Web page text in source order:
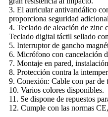
3. El auricular antivandálico
proporciona seguridad
4. Teclado de aleación de zinc
Teclado digital táctil sellado
5. Interruptor de gancho
6. Micrófono con cancelación
7. Montaje en pared,
8. Protección contra la
9. Conexión: Cable con par de
10. Varios colores disponibles.
11. Se dispone de repuestos
12. Cumple con las normas